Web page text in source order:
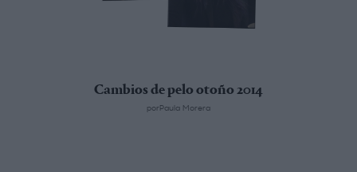
Cambios de pelo otoño 2014
porPaula Morera